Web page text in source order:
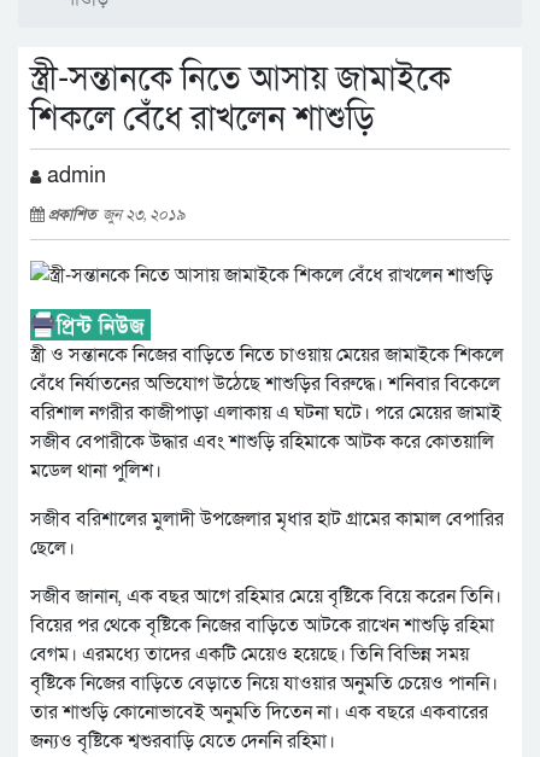
স্ত্রী-সন্তানকে নিতে আসায় জামাইকে
শিকলে বেঁধে রাখলেন শাশুড়ি
admin
প্রকাশিত জুন ২৩, ২০১৯
স্ত্রী ও সন্তানকে নিজের বাড়িতে নিতে চাওয়ায় মেয়ের জামাইকে শিকলে
বেঁধে নির্যাতনের অভিযোগ উঠেছে শাশুড়ির বিরুদ্ধে। শনিবার বিকেলে
বরিশাল নগরীর কাজীপাড়া এলাকায় এ ঘটনা ঘটে। পরে মেয়ের জামাই
সজীব বেপারীকে উদ্ধার এবং শাশুড়ি রহিমাকে আটক করে কোতয়ালি
মডেল থানা পুলিশ।
সজীব বরিশালের মুলাদী উপজেলার মৃধার হাট গ্রামের কামাল বেপারির
ছেলে।
সজীব জানান, এক বছর আগে রহিমার মেয়ে বৃষ্টিকে বিয়ে করেন তিনি।
বিয়ের পর থেকে বৃষ্টিকে নিজের বাড়িতে আটকে রাখেন শাশুড়ি রহিমা
বেগম। এরমধ্যে তাদের একটি মেয়েও হয়েছে। তিনি বিভিন্ন সময়
বৃষ্টিকে নিজের বাড়িতে বেড়াতে নিয়ে যাওয়ার অনুমতি চেয়েও পাননি।
তার শাশুড়ি কোনোভাবেই অনুমতি দিতেন না। এক বছরে একবারের
জন্যও বৃষ্টিকে শ্বশুরবাড়ি যেতে দেননি রহিমা।